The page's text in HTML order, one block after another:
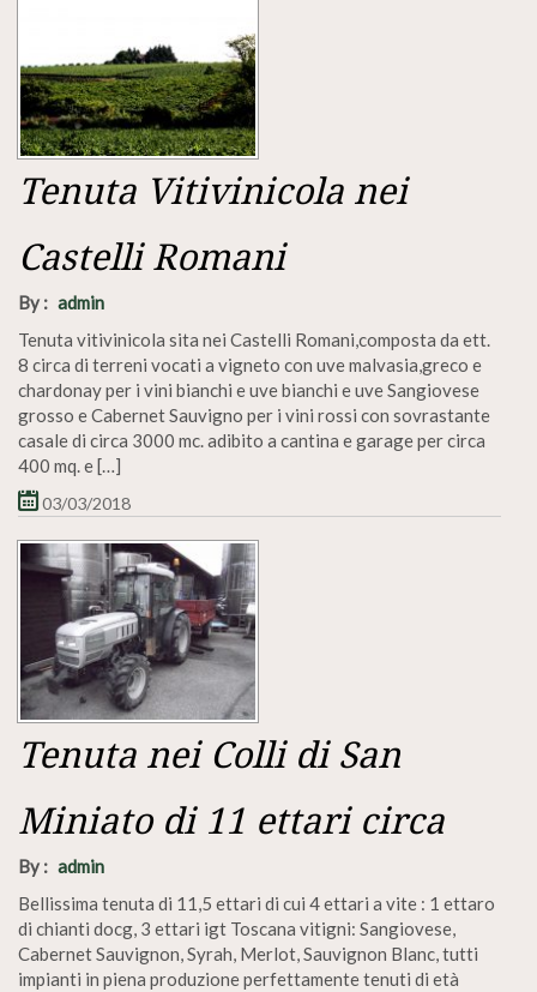
Tenuta Vitivinicola nei
Castelli Romani
By : admin
Tenuta vitivinicola sita nei Castelli Romani,composta da ett.
8 circa di terreni vocati a vigneto con uve malvasia,greco e
chardonay per i vini bianchi e uve bianchi e uve Sangiovese
grosso e Cabernet Sauvigno per i vini rossi con sovrastante
casale di circa 3000 mc. adibito a cantina e garage per circa
400 mq. e […]
03/03/2018
Tenuta nei Colli di San
Miniato di 11 ettari circa
By : admin
Bellissima tenuta di 11,5 ettari di cui 4 ettari a vite : 1 ettaro
di chianti docg, 3 ettari igt Toscana vitigni: Sangiovese,
Cabernet Sauvignon, Syrah, Merlot, Sauvignon Blanc, tutti
impianti in piena produzione perfettamente tenuti di età